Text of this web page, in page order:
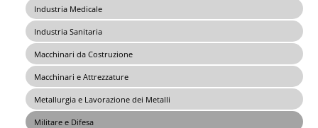
Industria Medicale
Industria Sanitaria
Macchinari da Costruzione
Macchinari e Attrezzature
Metallurgia e Lavorazione dei Metalli
Militare e Difesa